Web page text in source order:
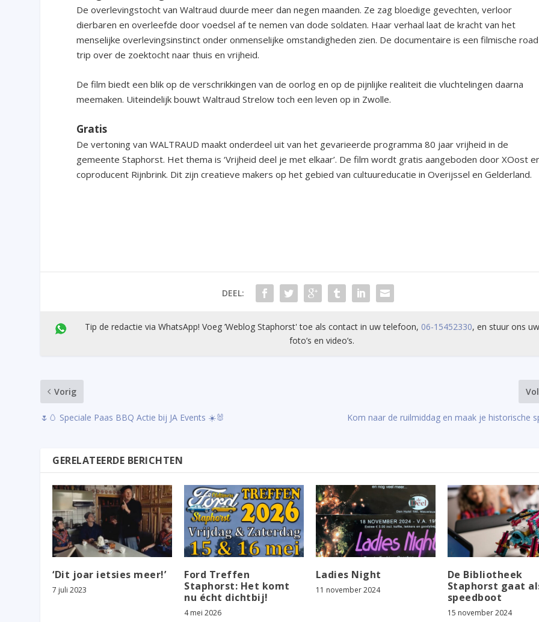
De overlevingstocht van Waltraud duurde meer dan negen maanden. Ze zag bloedige gevechten, verloor
dierbaren en overleefde door voedsel af te nemen van dode soldaten. Haar verhaal laat de kracht van het
menselijke overlevingsinstinct onder onmenselijke omstandigheden zien. De documentaire is een filmische
trip over de zoektocht naar thuis en vrijheid.
De film biedt een blik op de verschrikkingen van de oorlog en op de pijnlijke realiteit die vluchtelingen daarna
meemaken. Uiteindelijk bouwt Waltraud Strelow toch een leven op in Zwolle.
Gratis
De vertoning van WALTRAUD maakt onderdeel uit van het gevarieerde programma 80 jaar vrijheid in de
gemeente Staphorst. Het thema is ‘Vrijheid deel je met elkaar’. De film wordt gratis aangeboden door XOost
coproducent Rijnbrink. Dit zijn creatieve makers op het gebied van cultuureducatie in Overijssel en Gelderland.
DEEL:
Tip de redactie via WhatsApp! Voeg ’Weblog Staphorst' toe als contact in uw telefoon, 06-15452330, en stuur ons
foto’s en video’s.
Vorig
🌷🥚 Speciale Paas BBQ Actie bij JA Events ☀️🐰 Kom naar de ruilmiddag en maak je historische
GERELATEERDE BERICHTEN
‘Dit joar ietsies meer!’
7 juli 2023
Ford Treffen
Staphorst: Het komt
nu écht dichtbij!
4 mei 2026
Ladies Night
11 november 2024
De Bibliotheek
Staphorst gaat
speedboot
15 november 2024